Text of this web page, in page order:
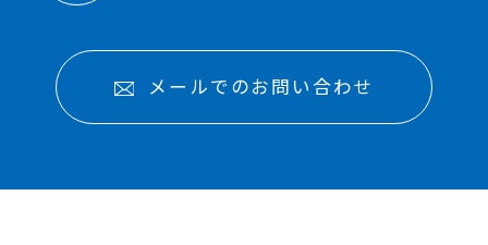
メールでのお問い合わせ